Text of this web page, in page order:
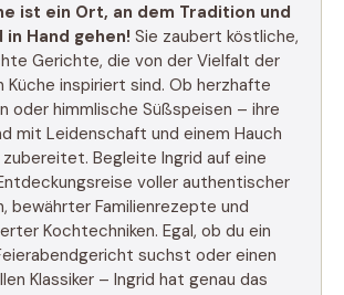
ist ein Ort, an dem Tradition und
in Hand gehen! Sie zaubert köstliche,
Gerichte, die von der Vielfalt der
Küche inspiriert sind. Ob herzhafte
oder himmlische Süßspeisen – ihre
mit Leidenschaft und einem Hauch
Begleite Ingrid auf eine
voller authentischer
bewährter Familienrezepte und
Kochtechniken. Egal, ob du ein
suchst oder einen
Klassiker – Ingrid hat genau das